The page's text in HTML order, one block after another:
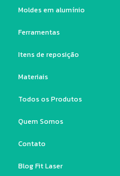
Moldes em alumínio
Ferramentas
Itens de reposição
Materiais
Todos os Produtos
Quem Somos
Contato
Blog Fit Laser